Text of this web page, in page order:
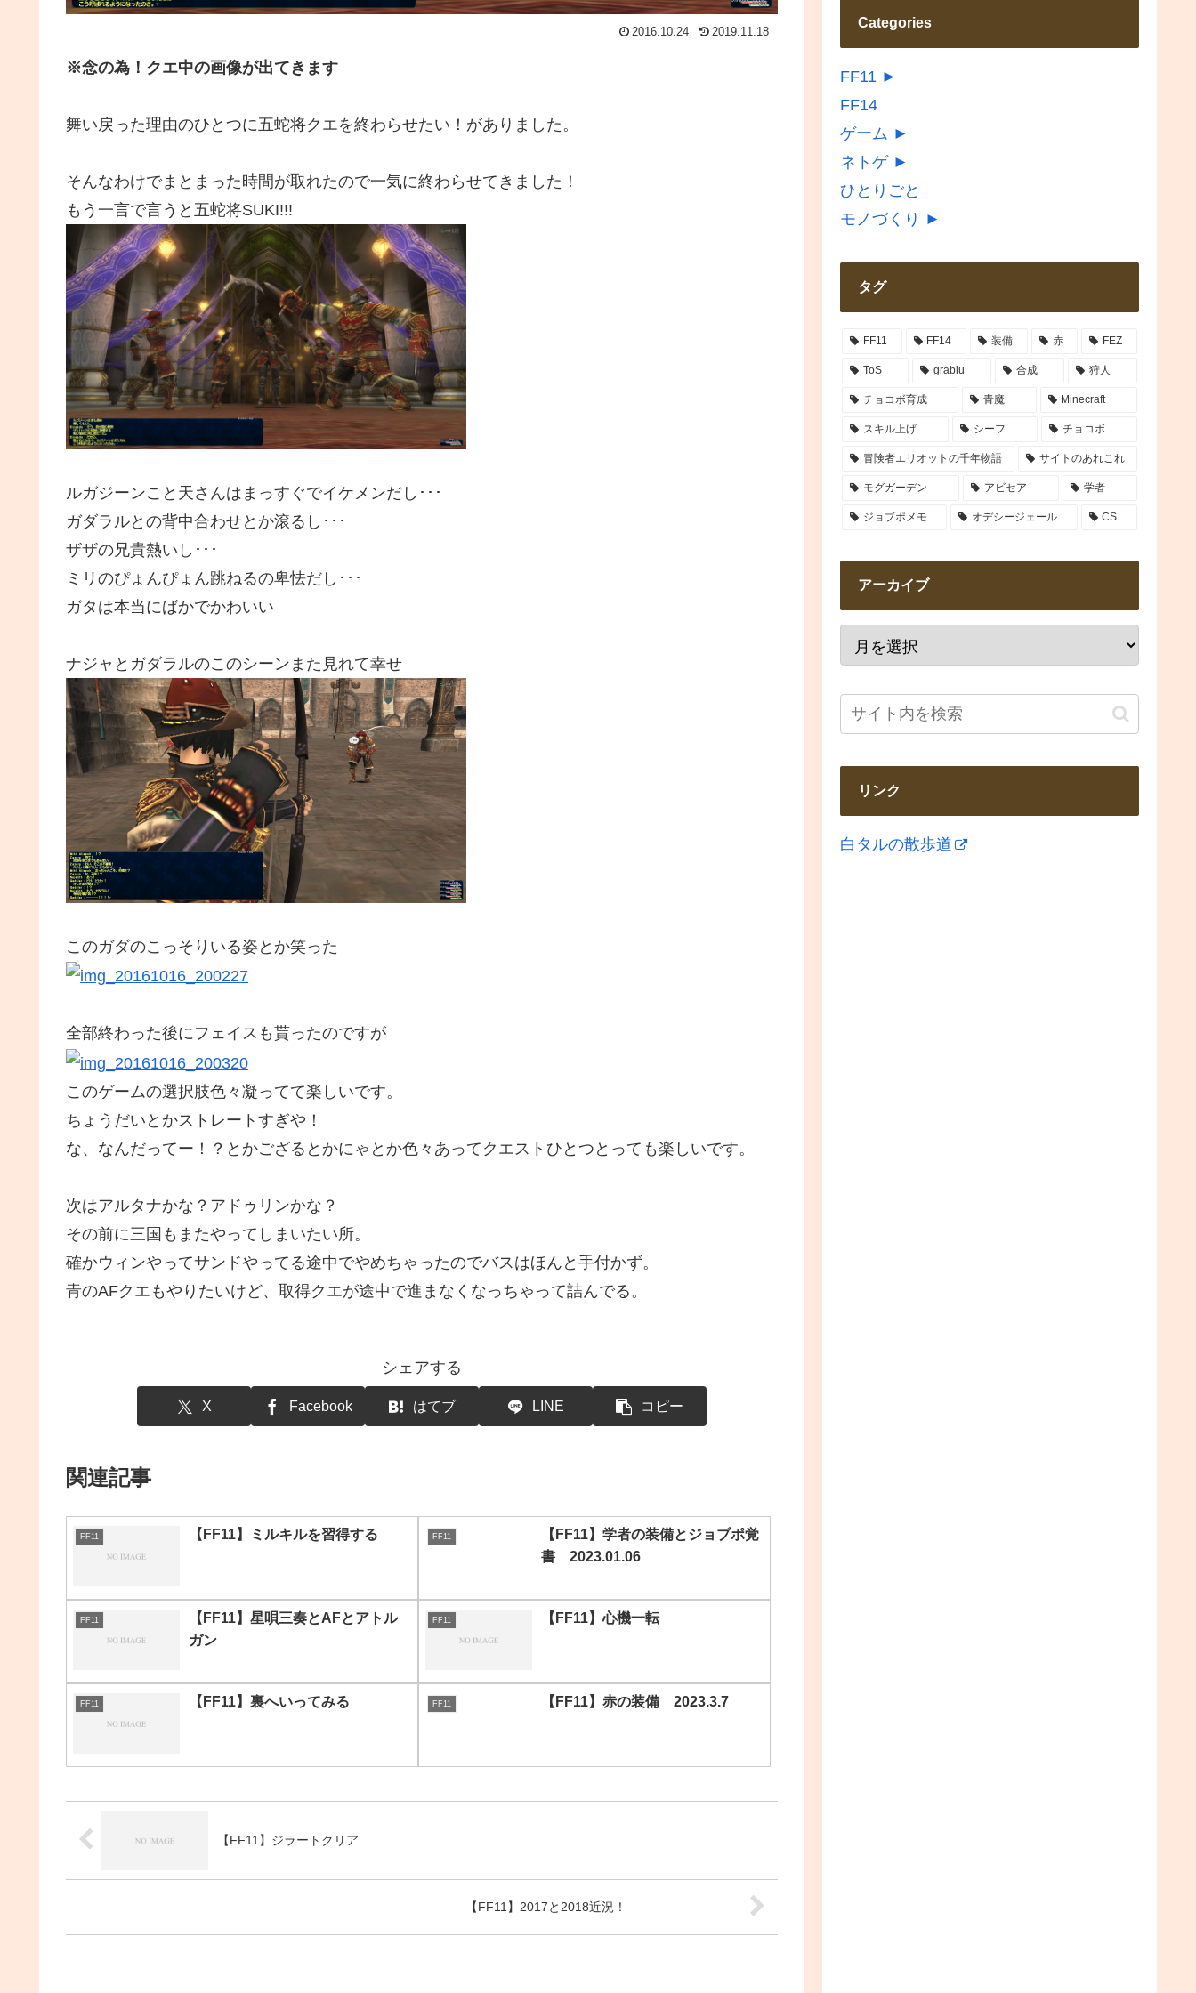
2016.10.24 2019.11.18
※念の為！クエ中の画像が出てきます
舞い戻った理由のひとつに五蛇将クエを終わらせたい！がありました。
そんなわけでまとまった時間が取れたので一気に終わらせてきました！
もう一言で言うと五蛇将SUKI!!!
ルガジーンこと天さんはまっすぐでイケメンだし･･･
ガダラルとの背中合わせとか滾るし･･･
ザザの兄貴熱いし･･･
ミリのぴょんぴょん跳ねるの卑怯だし･･･
ガタは本当にばかでかわいい
ナジャとガダラルのこのシーンまた見れて幸せ
このガダのこっそりいる姿とか笑った
全部終わった後にフェイスも貰ったのですが
このゲームの選択肢色々凝ってて楽しいです。
ちょうだいとかストレートすぎや！
な、なんだってー！？とかござるとかにゃとか色々あってクエストひとつとっても楽しいです。
次はアルタナかな？アドゥリンかな？
その前に三国もまたやってしまいたい所。
確かウィンやってサンドやってる途中でやめちゃったのでバスはほんと手付かず。
青のAFクエもやりたいけど、取得クエが途中で進まなくなっちゃって詰んでる。
シェアする
X Facebook はてブ LINE コピー
関連記事
FF11 【FF11】ミルキルを習得する FF11
【FF11】学者の装備とジョブポ覚
書 2023.01.06
FF11
【FF11】星唄三奏とAFとアトル
ガン
FF11 【FF11】心機一転
FF11 【FF11】裏へいってみる FF11 【FF11】赤の装備 2023.3.7
【FF11】ジラートクリア
【FF11】2017と2018近況！
Categories
FF11 ►
FF14
ゲーム ►
ネトゲ ►
ひとりごと
モノづくり ►
タグ
FF11 FF14 装備 赤 FEZ
ToS grablu 合成 狩人
チョコボ育成 青魔 Minecraft
スキル上げ シーフ チョコボ
冒険者エリオットの千年物語 サイトのあれこれ
モグガーデン アビセア 学者
ジョブポメモ オデシージェール CS
アーカイブ
リンク
白タルの散歩道